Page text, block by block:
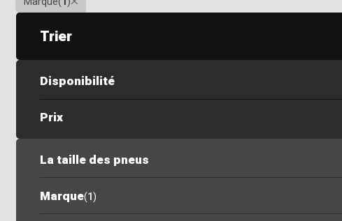
Trier
Disponibilité
Prix
La taille des pneus
Marque(1)